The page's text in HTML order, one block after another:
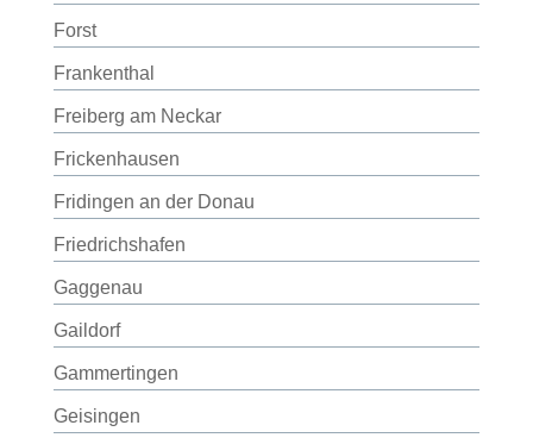
Forst
Frankenthal
Freiberg am Neckar
Frickenhausen
Fridingen an der Donau
Friedrichshafen
Gaggenau
Gaildorf
Gammertingen
Geisingen